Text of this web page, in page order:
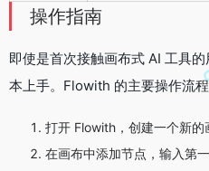
操作指南
即使是首次接触画布式 AI 工具
本上手。Flowith 的主要操作流
打开 Flowith，创建一个新的
在画布中添加节点，输入第